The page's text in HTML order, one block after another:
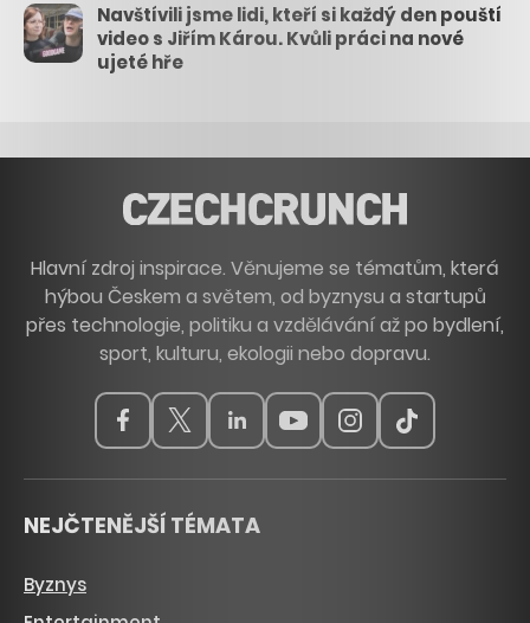
Navštívili jsme lidi, kteří si každý den pouští
video s Jiřím Károu. Kvůli práci na nové
ujeté hře
Hlavní zdroj inspirace. Věnujeme se tématům, která
hýbou Českem a světem, od byznysu a startupů
přes technologie, politiku a vzdělávání až po bydlení,
sport, kulturu, ekologii nebo dopravu.
NEJČTENĚJŠÍ TÉMATA
Byznys